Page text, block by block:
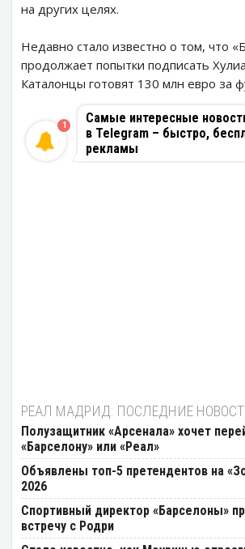
на других целях.
Недавно стало известно о том, что
продолжает попытки подписать
Каталонцы готовят 130 млн евро за
Самые интересные
в Telegram – быстро,
рекламы
1
РЕАЛ МАДРИД: ПОСЛЕДНИЕ
Полузащитник «Арсенала» хочет
«Барселону» или «Реал»
Объявлены топ-5 претендентов на
2026
Спортивный директор «Барселоны»
встречу с Родри